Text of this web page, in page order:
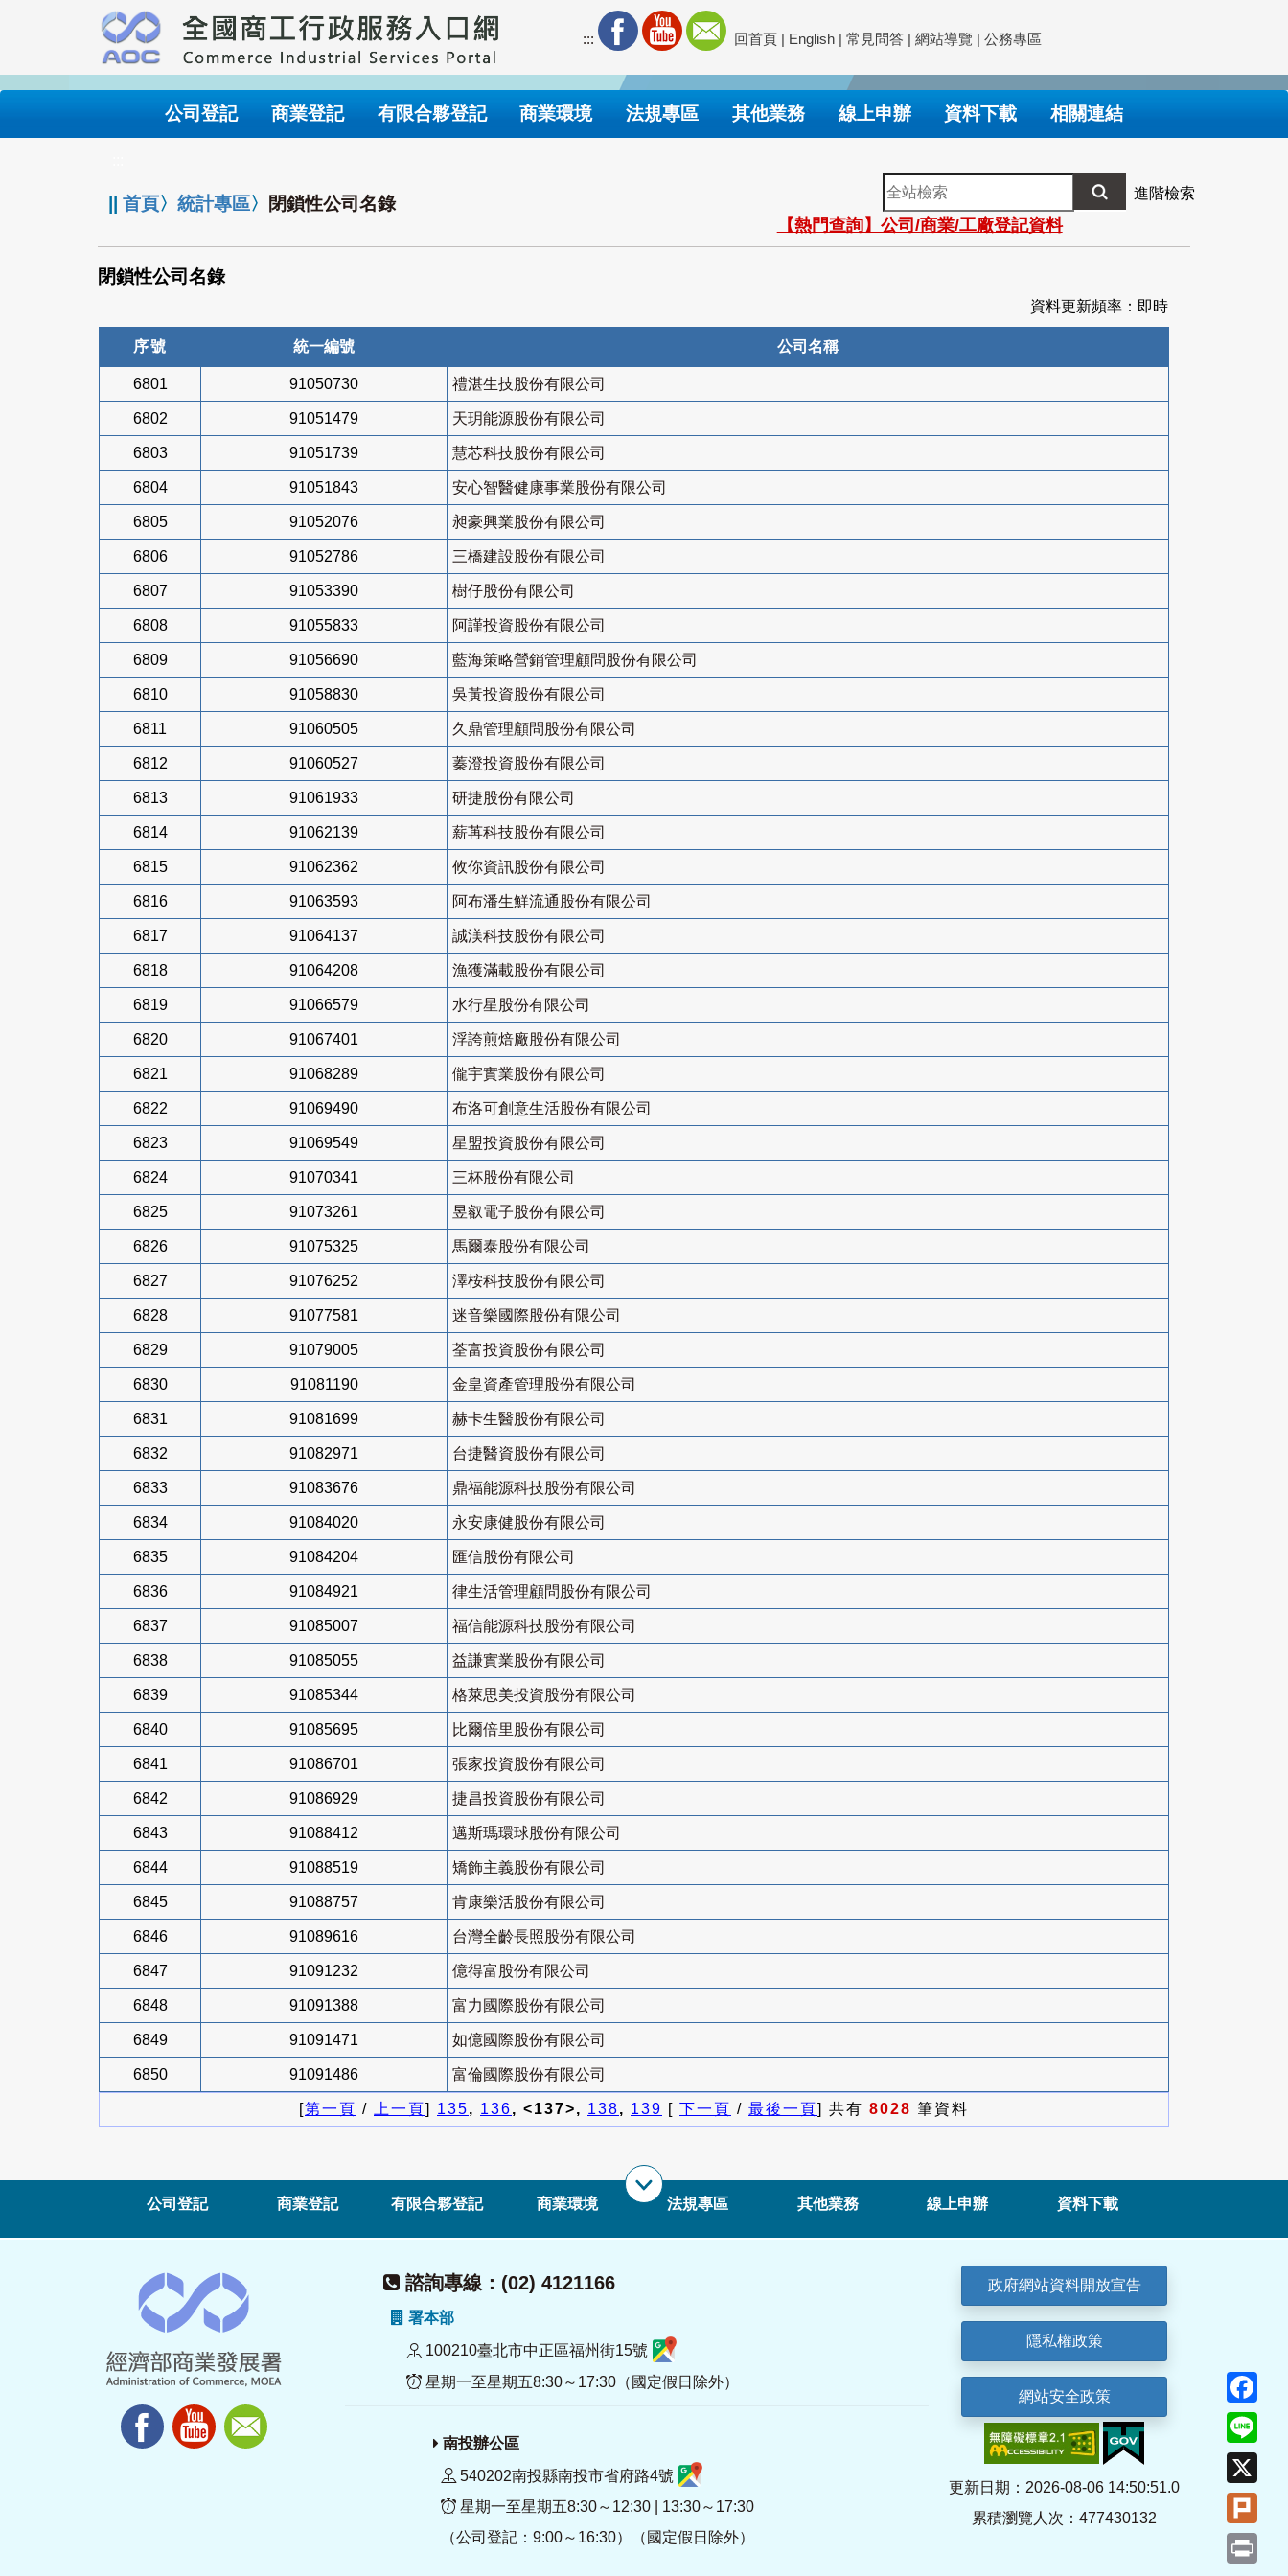
要
內
::: 回首頁 | English | 常見問答 | 網站導覽 | 公務專區
公司登記 商業登記 有限合夥登記 商業環境 法規專區 其他業務 線上申辦 資料下載 相關連結
||首頁〉統計專區〉 閉鎖性公司名錄
全
站
檢
索
進階檢索
【熱門查詢】公司/商業/工廠登記資料
閉鎖性公司名錄
資料更新頻率：即時
序號 統一編號 公司名稱
6801 91050730 禮湛生技股份有限公司
6802 91051479 天玥能源股份有限公司
6803 91051739 慧芯科技股份有限公司
6804 91051843 安心智醫健康事業股份有限公司
6805 91052076 昶豪興業股份有限公司
6806 91052786 三橋建設股份有限公司
6807 91053390 樹仔股份有限公司
6808 91055833 阿謹投資股份有限公司
6809 91056690 藍海策略營銷管理顧問股份有限公司
6810 91058830 吳黃投資股份有限公司
6811 91060505 久鼎管理顧問股份有限公司
6812 91060527 蓁澄投資股份有限公司
6813 91061933 研捷股份有限公司
6814 91062139 薪苒科技股份有限公司
6815 91062362 攸你資訊股份有限公司
6816 91063593 阿布潘生鮮流通股份有限公司
6817 91064137 誠渼科技股份有限公司
6818 91064208 漁獲滿載股份有限公司
6819 91066579 水行星股份有限公司
6820 91067401 浮誇煎焙廠股份有限公司
6821 91068289 儱宇實業股份有限公司
6822 91069490 布洛可創意生活股份有限公司
6823 91069549 星盟投資股份有限公司
6824 91070341 三杯股份有限公司
6825 91073261 昱叡電子股份有限公司
6826 91075325 馬爾泰股份有限公司
6827 91076252 澤桉科技股份有限公司
6828 91077581 迷音樂國際股份有限公司
6829 91079005 荃富投資股份有限公司
6830 91081190 金皇資產管理股份有限公司
6831 91081699 赫卡生醫股份有限公司
6832 91082971 台捷醫資股份有限公司
6833 91083676 鼎福能源科技股份有限公司
6834 91084020 永安康健股份有限公司
6835 91084204 匯信股份有限公司
6836 91084921 律生活管理顧問股份有限公司
6837 91085007 福信能源科技股份有限公司
6838 91085055 益謙實業股份有限公司
6839 91085344 格萊思美投資股份有限公司
6840 91085695 比爾倍里股份有限公司
6841 91086701 張家投資股份有限公司
6842 91086929 捷昌投資股份有限公司
6843 91088412 邁斯瑪環球股份有限公司
6844 91088519 矯飾主義股份有限公司
6845 91088757 肯康樂活股份有限公司
6846 91089616 台灣全齡長照股份有限公司
6847 91091232 億得富股份有限公司
6848 91091388 富力國際股份有限公司
6849 91091471 如億國際股份有限公司
6850 91091486 富倫國際股份有限公司
[第一頁 / 上一頁] 135, 136, <137>, 138, 139 [ 下一頁 / 最後一頁] 共有 8028 筆資料
公司登記 商業登記 有限合夥登記 商業環境 法規專區 其他業務 線上申辦 資料下載
諮詢專線：(02) 4121166
署本部
100210臺北市中正區福州街15號
星期一至星期五8:30～17:30（國定假日除外）
南投辦公區
540202南投縣南投市省府路4號
星期一至星期五8:30～12:30 | 13:30～17:30
（公司登記：9:00～16:30）（國定假日除外）
政府網站資料開放宣告
隱私權政策
網站安全政策
更新日期：2026-08-06 14:50:51.0
累積瀏覽人次：477430132